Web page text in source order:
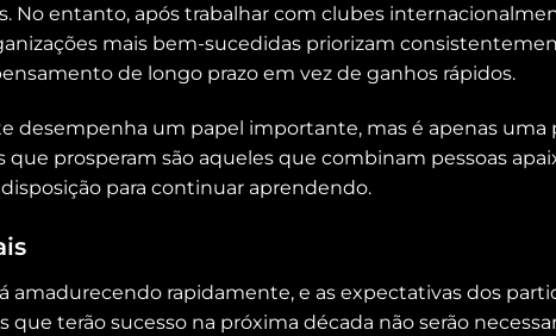
No entanto, após trabalhar com clubes
mais bem-sucedidas priorizam
de longo prazo em vez de ganhos rápidos.
desempenha um papel importante, mas é apenas uma
que prosperam são aqueles que combinam pessoas
para continuar aprendendo.
amadurecendo rapidamente, e as expectativas dos
que terão sucesso na próxima década não serão